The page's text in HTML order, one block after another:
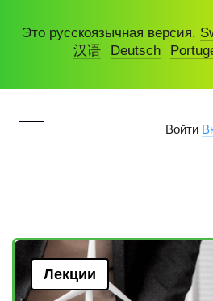
Это русскоязычная версия.
汉语
Deutsch
Войти
Лекции